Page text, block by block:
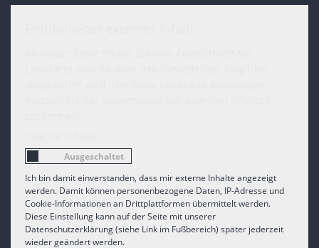
Ich bin damit einverstanden, dass mir externe Inhalte angezeigt
werden. Damit können personenbezogene Daten, IP-Adresse und
Cookie-Informationen an Drittplattformen übermittelt werden.
Diese Einstellung kann auf der Seite mit unserer
Datenschutzerklärung (siehe Link im Fußbereich) später jederzeit
wieder geändert werden.